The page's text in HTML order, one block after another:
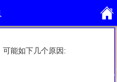
可能如下几个原因: